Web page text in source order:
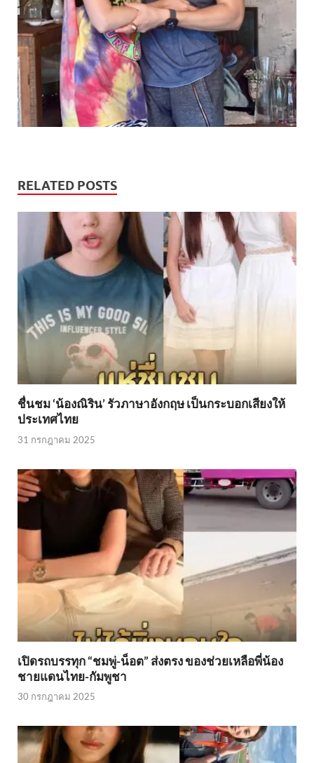
RELATED POSTS
ชื่นชม ‘น้องณิริน’ รัวภาษาอังกฤษ เป็นกระบอกเสียงให้
ประเทศไทย
31 กรกฎาคม 2025
เปิดรถบรรทุก “ชมพู่-น็อต” ส่งตรง ของช่วยเหลือพี่น้อง
ชายแดนไทย-กัมพูชา
30 กรกฎาคม 2025